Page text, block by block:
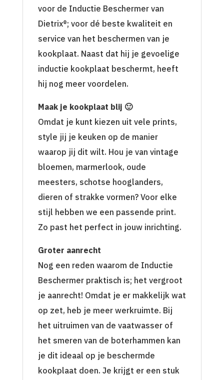
voor de Inductie Beschermer van
Dietrix®; voor dé beste kwaliteit en
service van het beschermen van je
kookplaat. Naast dat hij je gevoelige
inductie kookplaat beschermt, heeft
hij nog meer voordelen.
Maak je kookplaat blij 🙂
Omdat je kunt kiezen uit vele prints,
style jij je keuken op de manier
waarop jij dit wilt. Hou je van vintage
bloemen, marmerlook, oude
meesters, schotse hooglanders,
dieren of strakke vormen? Voor elke
stijl hebben we een passende print.
Zo past het perfect in jouw inrichting.
Groter aanrecht
Nog een reden waarom de Inductie
Beschermer praktisch is; het vergroot
je aanrecht! Omdat je er makkelijk wat
op zet, heb je meer werkruimte. Bij
het uitruimen van de vaatwasser of
het smeren van de boterhammen kan
je dit ideaal op je beschermde
kookplaat doen. Je krijgt er een stuk